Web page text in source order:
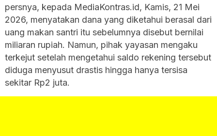
persnya, kepada MediaKontras.id, Kamis, 21 Mei
2026, menyatakan dana yang diketahui berasal dari
uang makan santri itu sebelumnya disebut bernilai
miliaran rupiah. Namun, pihak yayasan mengaku
terkejut setelah mengetahui saldo rekening tersebut
diduga menyusut drastis hingga hanya tersisa
sekitar Rp2 juta.